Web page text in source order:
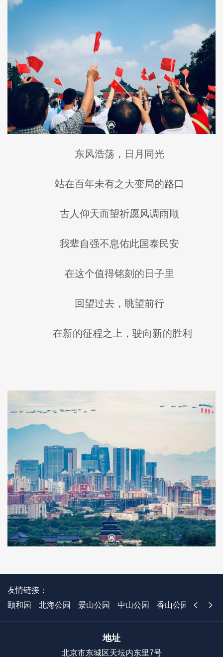
东风浩荡，日月同光
站在百年未有之大变局的路口
古人仰天而望祈愿风调雨顺
我辈自强不息佑此国泰民安
在这个值得铭刻的日子里
回望过去，眺望前行
在新的征程之上，驶向新的胜利
友情链接：
颐和园
北海公园 景山公园 中山公园 香山公园 国家植
地址
北京市东城区天坛内东里7号